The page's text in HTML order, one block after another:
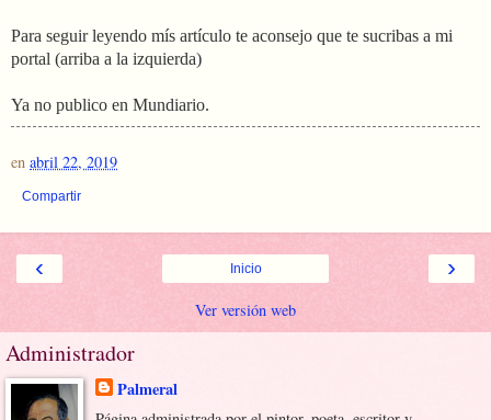
Para seguir leyendo mís artículo te aconsejo que te sucribas a mi
portal (arriba a la izquierda)
Ya no publico en Mundiario.
en abril 22, 2019
Compartir
‹ ›
Inicio
Ver versión web
Administrador
Palmeral